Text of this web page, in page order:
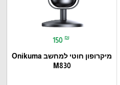
150 ₪
מיקרופון חוטי למחשב Onikuma
M830